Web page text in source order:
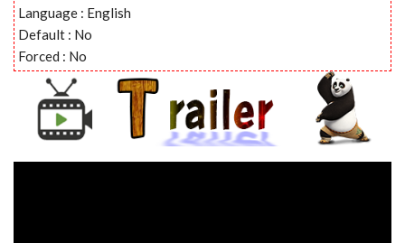
Language : English
Default : No
Forced : No